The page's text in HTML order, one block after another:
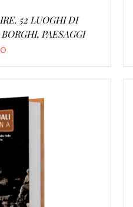
52 LUOGHI DI
PAESAGGI
/ DETTAGLI